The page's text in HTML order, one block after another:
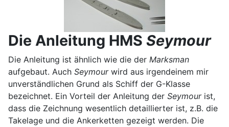
Die Anleitung HMS Seymour
Die Anleitung ist ähnlich wie die der Marksman
aufgebaut. Auch Seymourwird aus irgendeinem mir
unverständlichen Grund als Schiff der G-Klasse
bezeichnet. Ein Vorteil der Anleitung der Seymourist,
dass die Zeichnung wesentlich detaillierter ist, z.B. die
Takelage und die Ankerketten gezeigt werden. Die